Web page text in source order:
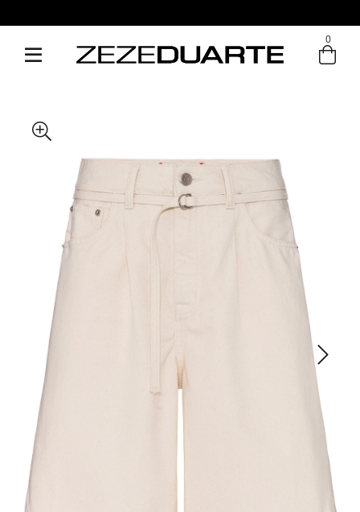
Entre com email ou cpf/cnpj
Pague em até 6x sem juros
0